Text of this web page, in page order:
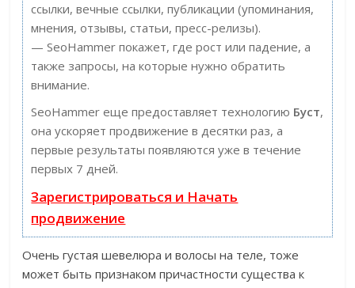
ссылки, вечные ссылки, публикации (упоминания,
мнения, отзывы, статьи, пресс-релизы).
— SeoHammer покажет, где рост или падение, а
также запросы, на которые нужно обратить
внимание.
SeoHammer еще предоставляет технологию Буст,
она ускоряет продвижение в десятки раз, а
первые результаты появляются уже в течение
первых 7 дней.
Зарегистрироваться и Начать
продвижение
Очень густая шевелюра и волосы на теле, тоже
может быть признаком причастности существа к